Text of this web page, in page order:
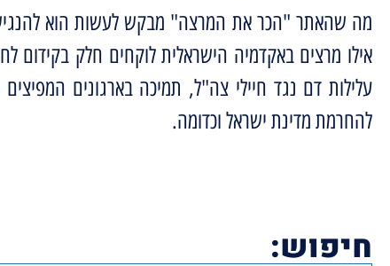
מה שהאתר "הכר את המרצה" מבקש לעשות הוא להנגיש
אילו מרצים באקדמיה הישראלית לוקחים חלק בקידום
עלילות דם נגד חיילי צה"ל, תמיכה בארגונים
להחרמת מדינת ישראל וכדומה.
חיפוש: